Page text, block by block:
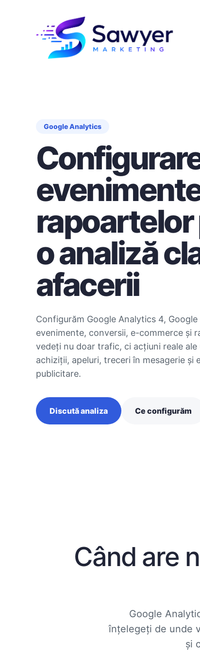
Google Analytics
o analiză
afacerii
Configurăm Google Analytics 4, Google
evenimente, conversii, e-commerce și
vedeți nu doar trafic, ci acțiuni reale
achiziții, apeluri, treceri în mesagerie și
publicitare.
Discută analiza Ce configurăm
Când are
Google
înțelegeți de unde
și